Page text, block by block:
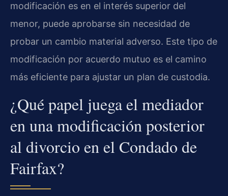
modificación es en el interés superior del
menor, puede aprobarse sin necesidad de
probar un cambio material adverso. Este tipo de
modificación por acuerdo mutuo es el camino
más eficiente para ajustar un plan de custodia.
¿Qué papel juega el mediador
en una modificación posterior
al divorcio en el Condado de
Fairfax?